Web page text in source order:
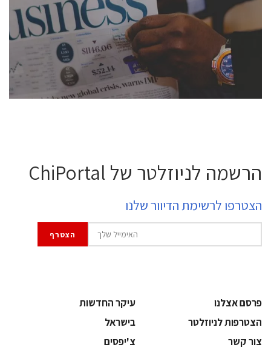
semiconductor industry, including engineers,
professional experts, and senior executives.
לחץ לפרטים
הרשמה לניוזלטר של ChiPortal
הצטרפו לרשימת הדיוור שלנו
פרסם אצלנו
עיקר החדשות
הצטרפות לניוזלטר
בישראל
צור קשר
צ'יפסים